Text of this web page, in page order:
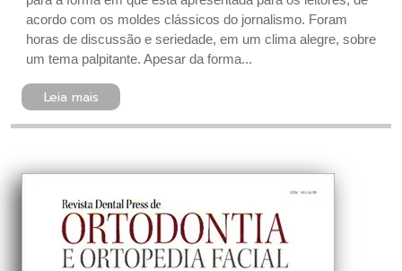
acordo com os moldes clássicos do jornalismo. Foram
horas de discussão e seriedade, em um clima alegre, sobre
um tema palpitante. Apesar da forma...
Leia mais